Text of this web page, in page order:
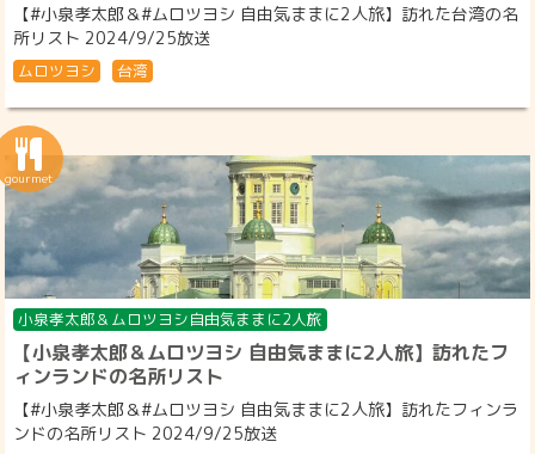
【#小泉孝太郎＆#ムロツヨシ 自由気ままに2人旅】訪れた台湾の名
所リスト 2024/9/25放送
ムロツヨシ 台湾
小泉孝太郎＆ムロツヨシ自由気ままに2人旅
【小泉孝太郎＆ムロツヨシ 自由気ままに2人旅】訪れたフ
ィンランドの名所リスト
【#小泉孝太郎＆#ムロツヨシ 自由気ままに2人旅】訪れたフィンラ
ンドの名所リスト 2024/9/25放送